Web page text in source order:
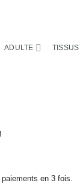
ADULTE TISSUS
en 3 fois.